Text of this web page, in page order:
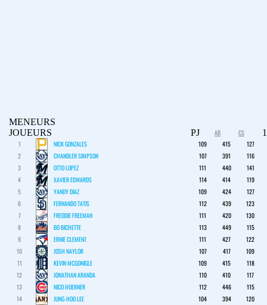
MENEURS
JOUEURS
PJ AB CS
1 NICK GONZALES 109 415
127
2
CHANDLER SIMPSON 107 391
116
3
OTTO LOPEZ 111 440
141
4
XAVIER EDWARDS 114 414
119
5
YANDY DIAZ 109 424
127
6
FERNANDO TATIS 112 439
123
7
FREDDIE FREEMAN 111 420
130
8
BO BICHETTE 113 449
115
9
ERNIE CLEMENT 111 427
122
10
JOSH NAYLOR 107 417
109
11
KEVIN MCGONIGLE 109 415
118
12
JONATHAN ARANDA 110 410
117
13
NICO HOERNER 112 446
115
14
JUNG-HOO LEE 104 394
120